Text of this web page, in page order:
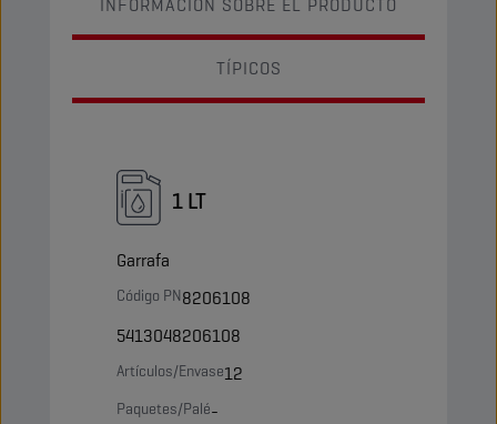
INFORMACIÓN SOBRE EL PRODUCTO
TÍPICOS
1 LT
Garrafa
Código PN8206108
5413048206108
Artículos/Envase12
Paquetes/Palé-